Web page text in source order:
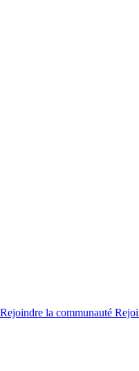
Rejoindre la communauté